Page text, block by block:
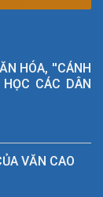
HÓA, ''CÁNH
CÁC DÂN
VĂN CAO